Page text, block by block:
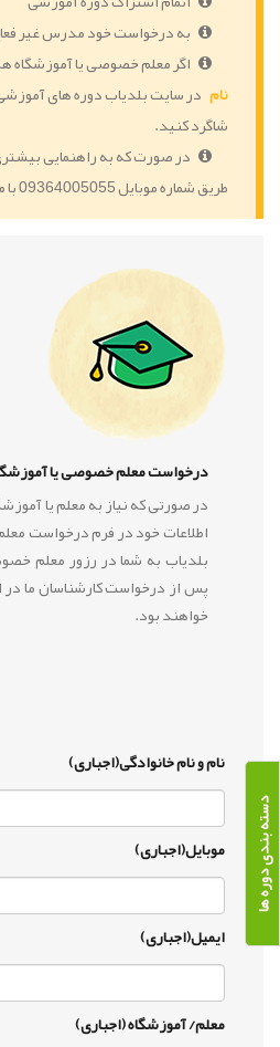
دسته بندی دوره ها
به درخواست خود مدرس غیر
اگر معلم خصوصی یا آموزشگاه
نام در سایت بلدیاب دوره های
شاگرد کنید.
در صورت که به راهنمایی
طریق شماره موبایل 09364005055 با ما در ارتباط باشید.
درخواست معلم خصوصی یا
در صورتی که نیاز به معلم یا
اطلاعات خود در فرم درخواست
بلدیاب به شما در رزور معلم
پس از درخواست کارشناسان ما در
خواهند بود.
نام و نام خانوادگی(اجباری)
موبایل(اجباری)
ایمیل(اجباری)
معلم/ آموزشگاه (اجباری)